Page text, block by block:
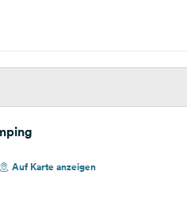
Auf Karte anzeigen